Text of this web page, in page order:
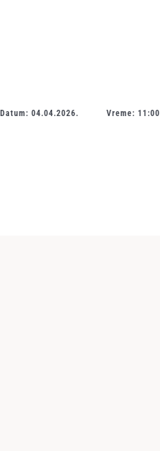
Datum: 04.04.2026. Vreme: 11:00